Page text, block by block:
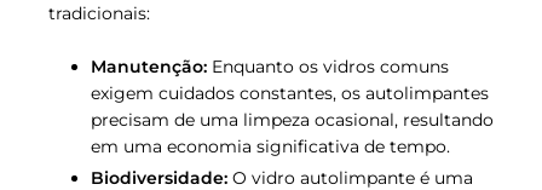
tradicionais:
Manutenção: Enquanto os vidros comuns
exigem cuidados constantes, os autolimpantes
precisam de uma limpeza ocasional, resultando
em uma economia significativa de tempo.
Biodiversidade: O vidro autolimpante é uma